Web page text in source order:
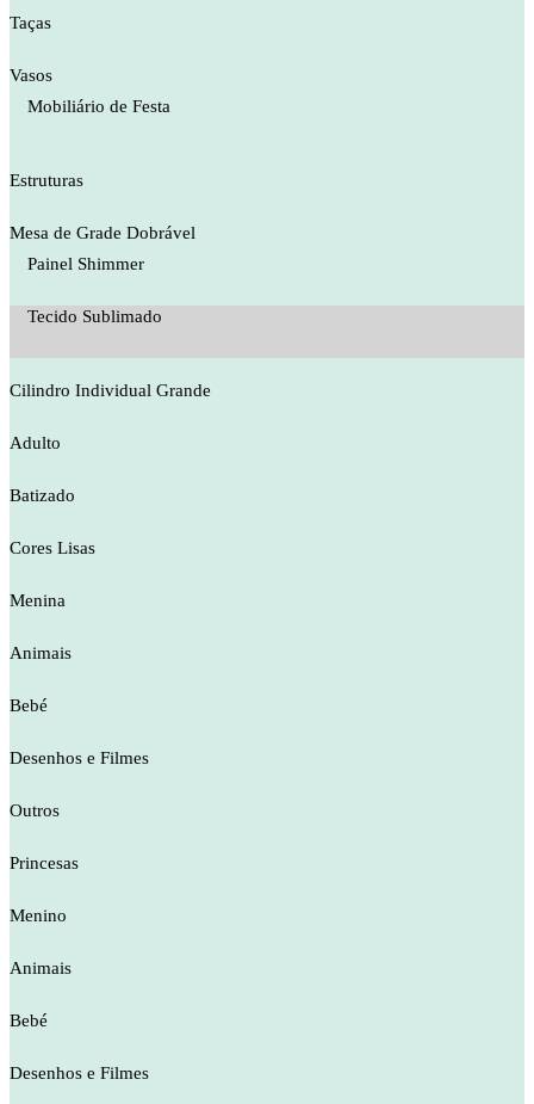
Taças
Vasos
Mobiliário de Festa
Estruturas
Mesa de Grade Dobrável
Painel Shimmer
Tecido Sublimado
Cilindro Individual Grande
Adulto
Batizado
Cores Lisas
Menina
Animais
Bebé
Desenhos e Filmes
Outros
Princesas
Menino
Animais
Bebé
Desenhos e Filmes